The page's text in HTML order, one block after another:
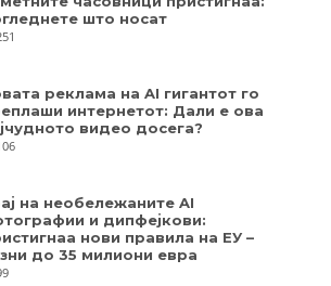
што носат
реклама на AI гигантот го
интернетот: Дали е ова
видео досега?
на необележаните AI
и дипфејкови:
нови правила на ЕУ –
до 35 милиони евра